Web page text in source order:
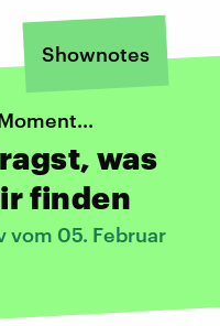
Shownotes
was
finden
vom 05. Februar